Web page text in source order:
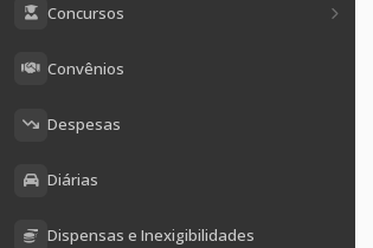
Concursos
Convênios
Despesas
Diárias
Dispensas e Inexigibilidades